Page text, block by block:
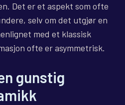
Det er et aspekt som ofte
selv om det utgjør en
med et klassisk
ofte er asymmetrisk.
gunstig